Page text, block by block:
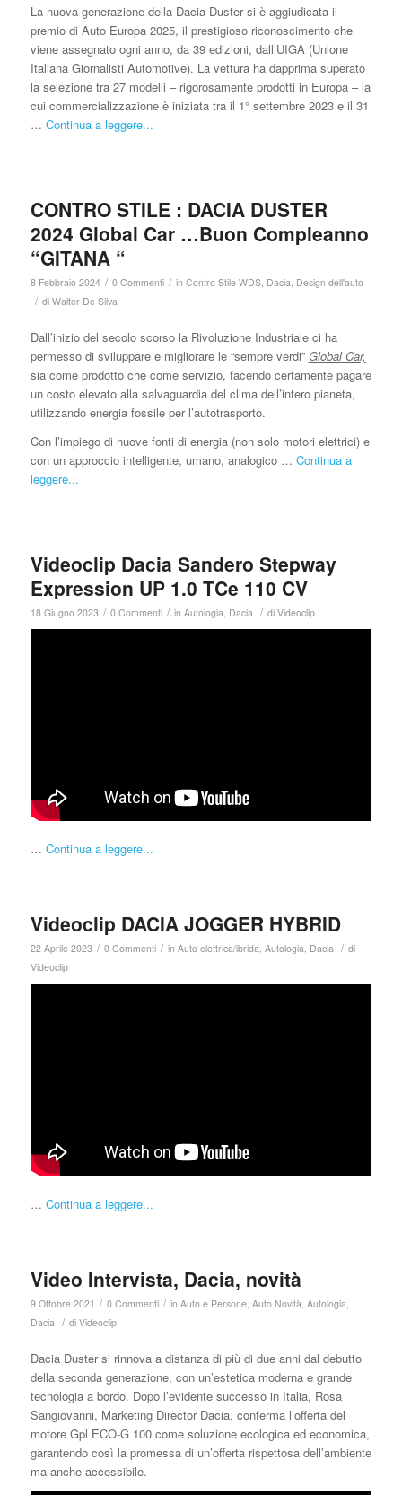
La nuova generazione della Dacia Duster si è aggiudicata il
premio di Auto Europa 2025, il prestigioso riconoscimento che
viene assegnato ogni anno, da 39 edizioni, dall’UIGA (Unione
Italiana Giornalisti Automotive). La vettura ha dapprima superato
la selezione tra 27 modelli – rigorosamente prodotti in Europa – la
cui commercializzazione è iniziata tra il 1° settembre 2023 e il 31
… Continua a leggere...
CONTRO STILE : DACIA DUSTER
2024 Global Car …Buon Compleanno
“GITANA “
8 Febbraio 2024 / 0 Commenti / in Contro Stile WDS, Dacia Design dell'auto
/ di Walter De Silva
Dall’inizio del secolo scorso la Rivoluzione Industriale ci ha
permesso di sviluppare e migliorare le “sempre verdi” Global Car,
sia come prodotto che come servizio, facendo certamente pagare
un costo elevato alla salvaguardia del clima dell’intero pianeta,
utilizzando energia fossile per l’autotrasporto.
Con l’impiego di nuove fonti di energia (non solo motori elettrici) e
con un approccio intelligente, umano, analogico … Continua a
leggere...
Videoclip Dacia Sandero Stepway
Expression UP 1.0 TCe 110 CV
18 Giugno 2023 / 0 Commenti / in Autologia, Dacia / di Videoclip
… Continua a leggere...
Videoclip DACIA JOGGER HYBRID
22 Aprile 2023 / 0 Commenti / in Auto elettrica/ibrida, Autologia, Dacia / di
Videoclip
… Continua a leggere...
Video Intervista, Dacia, novità
9 Ottobre 2021 / 0 Commenti / in Auto e Persone, Auto Novità Autologia
Dacia / di Videoclip
Dacia Duster si rinnova a distanza di più di due anni dal debutto
della seconda generazione, con un’estetica moderna e grande
tecnologia a bordo. Dopo l’evidente successo in Italia, Rosa
Sangiovanni, Marketing Director Dacia, conferma l’offerta del
motore Gpl ECO-G 100 come soluzione ecologica ed economica,
garantendo così la promessa di un’offerta rispettosa dell’ambiente
ma anche accessibile.